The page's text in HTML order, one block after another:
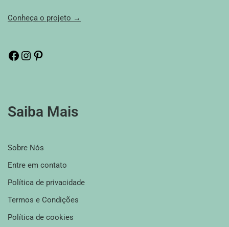
Conheça o projeto →
Saiba Mais
Sobre Nós
Entre em contato
Política de privacidade
Termos e Condições
Política de cookies